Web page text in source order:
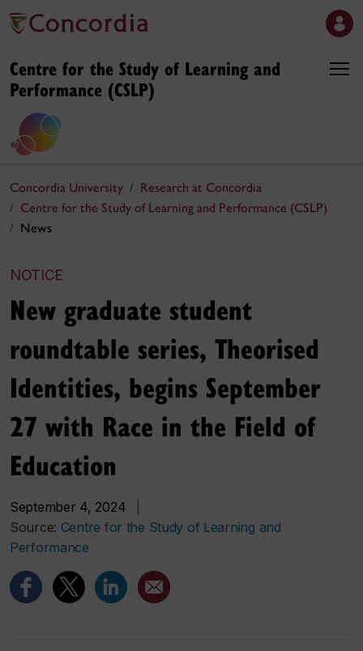
Centre for the Study of Learning and
Performance (CSLP)
Concordia University
Research at Concordia
Centre for the Study of Learning and Performance (CSLP)
News
NOTICE
New graduate student
roundtable series, Theorised
Identities, begins September
27 with Race in the Field of
Education
September 4, 2024
Source: Centre for the Study of Learning and
Performance